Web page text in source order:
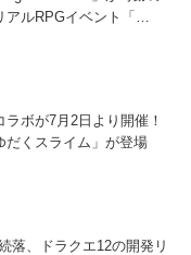
アルRPGイベント「…
ボが7月2日より開催！
だくスライム」が登場
落、ドラクエ12の開発リ